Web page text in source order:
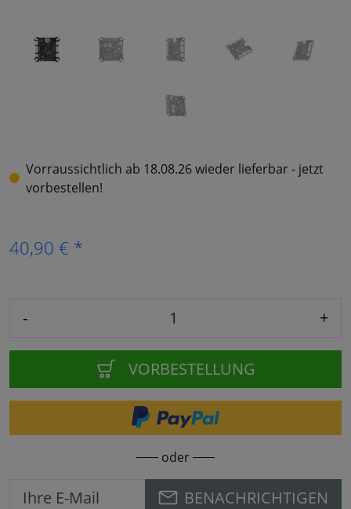
Vorraussichtlich ab 18.08.26 wieder lieferbar - jetzt
vorbestellen!
40,90 € *
- +
VORBESTELLUNG
oder
BENACHRICHTIGEN